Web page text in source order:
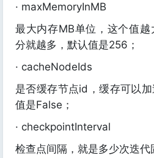
· maxMemoryInMB
最大内存MB单位，这个值越
分就越多，默认值是256；
· cacheNodeIds
是否缓存节点id，缓存可以
值是False；
· checkpointInterval
检查点间隔，就是多少次迭代